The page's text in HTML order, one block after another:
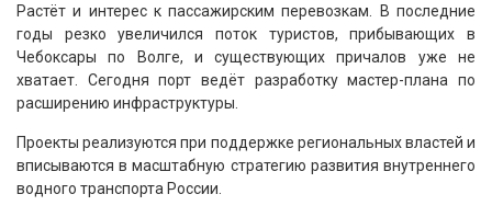
Растёт и интерес к пассажирским перевозкам. В последние
годы резко увеличился поток туристов, прибывающих в
Чебоксары по Волге, и существующих причалов уже не
хватает. Сегодня порт ведёт разработку мастер-плана по
расширению инфраструктуры.
Проекты реализуются при поддержке региональных властей и
вписываются в масштабную стратегию развития внутреннего
водного транспорта России.